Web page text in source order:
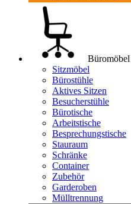
Sitzmöbel
Bürostühle
Aktives Sitzen
Besucherstühle
Bürotische
Arbeitstische
Besprechungstische
Stauraum
Schränke
Container
Zubehör
Garderoben
Mülltrennung